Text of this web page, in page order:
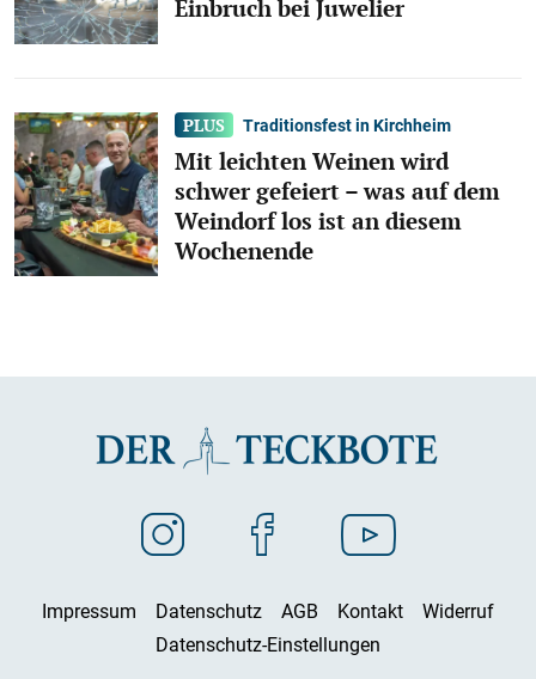
Einbruch bei Juwelier
Traditionsfest in Kirchheim
Mit leichten Weinen wird
schwer gefeiert – was auf dem
Weindorf los ist an diesem
Wochenende
Impressum Datenschutz AGB Kontakt
Widerruf
Datenschutz-Einstellungen